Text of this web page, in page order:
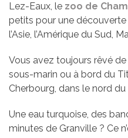
Lez-Eaux, le zoo de
petits pour une
l’Asie, l’Amérique du Sud,
Vous avez toujours rêvé
sous-marin ou à bord du
Cherbourg, dans le nord
Une eau turquoise, des
minutes de Granville ? Ce